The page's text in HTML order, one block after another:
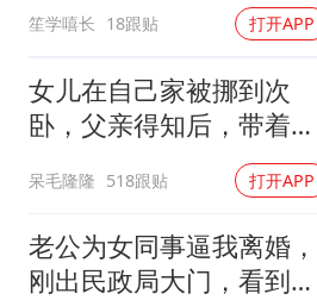
笙学嘻长 18跟贴 打开APP
女儿在自己家被挪到次
卧，父亲得知后，带着中
呆毛隆隆 518跟贴 打开APP
老公为女同事逼我离婚，
刚出民政局大门，看到我